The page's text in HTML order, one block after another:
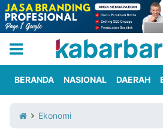
Iklan
Berita
Kami
BERANDA NASIONAL DAERAH
Ekonomi